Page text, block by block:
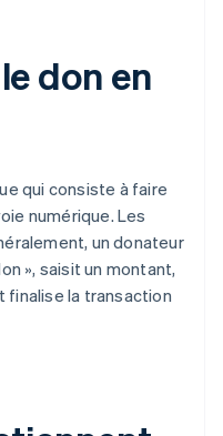
don en
qui consiste à faire
numérique. Les
un donateur
», saisit un montant,
finalise la transaction